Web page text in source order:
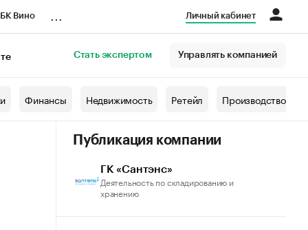
Вино Личный кабинет
Стать экспертом Управлять компанией
Финансы Недвижимость Ретейл Производство
Публикация компании
ГК «Сантэнс»
Деятельность по складированию и
хранению